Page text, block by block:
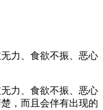
力、食欲不振、恶心
力、食欲不振、恶心
，而且会伴有出现的